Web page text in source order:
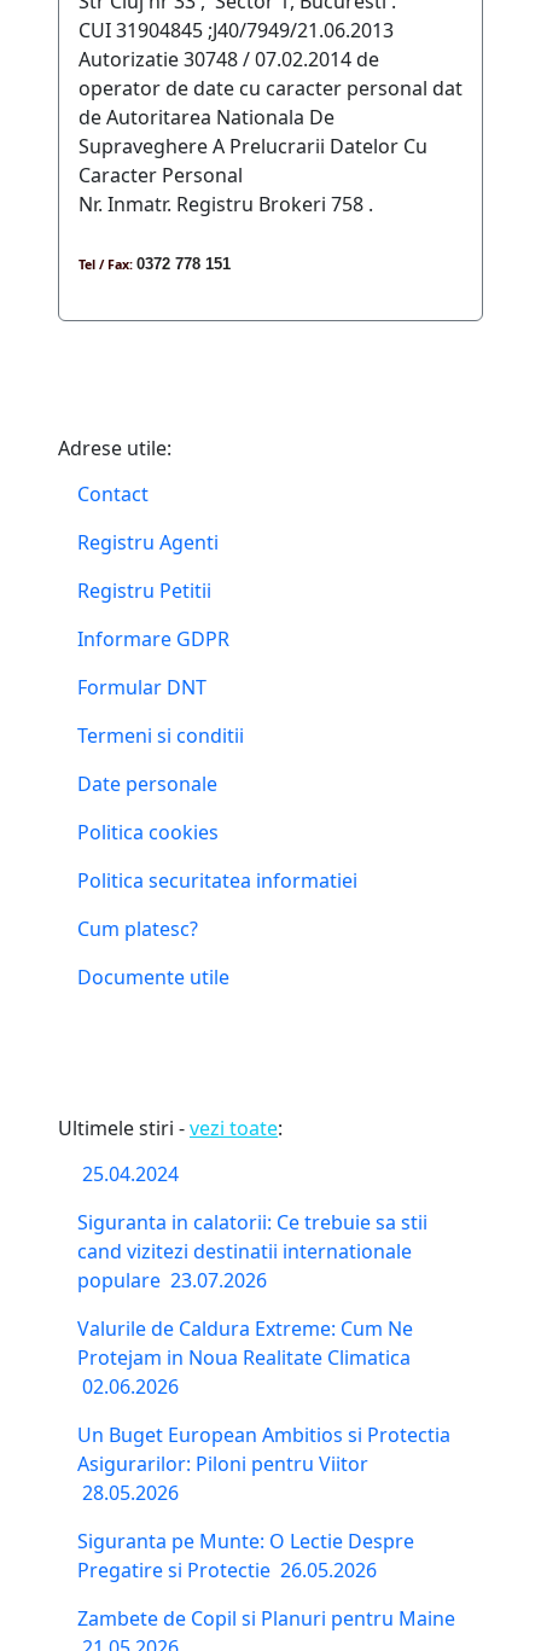
CUI 31904845 ;J40/7949/21.06.2013
Autorizatie 30748 / 07.02.2014 de
operator de date cu caracter personal dat
de Autoritarea Nationala De
Supraveghere A Prelucrarii Datelor Cu
Caracter Personal
Nr. Inmatr. Registru Brokeri 758 .
Tel / Fax: 0372 778 151
Adrese utile:
Contact
Registru Agenti
Registru Petitii
Informare GDPR
Formular DNT
Termeni si conditii
Date personale
Politica cookies
Politica securitatea informatiei
Cum platesc?
Documente utile
Ultimele stiri -vezi toate:
25.04.2024
Siguranta in calatorii: Ce trebuie sa stii
cand vizitezi destinatii internationale
populare 23.07.2026
Valurile de Caldura Extreme: Cum Ne
Protejam in Noua Realitate Climatica
02.06.2026
Un Buget European Ambitios si Protectia
Asigurarilor: Piloni pentru Viitor
28.05.2026
Siguranta pe Munte: O Lectie Despre
Pregatire si Protectie 26.05.2026
Zambete de Copil si Planuri pentru Maine